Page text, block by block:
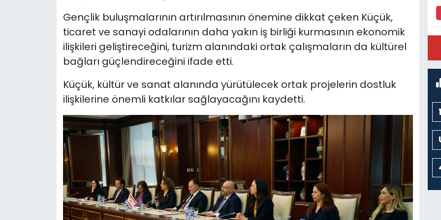
Gençlik buluşmalarının artırılmasının önemine dikkat çeken Küçük,
ticaret ve sanayi odalarının daha yakın iş birliği kurmasının ekonomik
ilişkileri geliştireceğini, turizm alanındaki ortak çalışmaların da kültürel
bağları güçlendireceğini ifade etti.
Küçük, kültür ve sanat alanında yürütülecek ortak projelerin dostluk
ilişkilerine önemli katkılar sağlayacağını kaydetti.